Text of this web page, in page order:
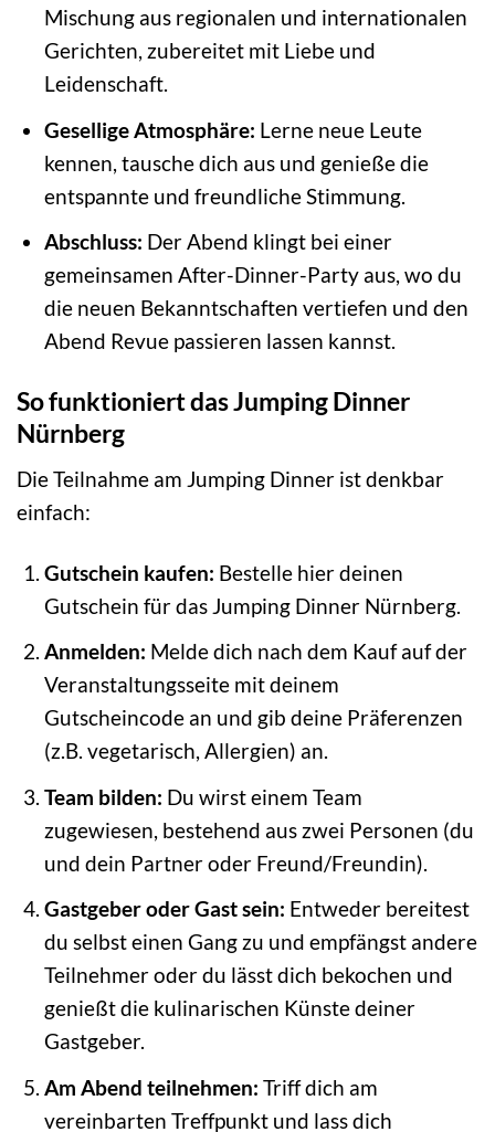
Mischung aus regionalen und internationalen
Gerichten, zubereitet mit Liebe und
Leidenschaft.
Gesellige Atmosphäre: Lerne neue Leute
kennen, tausche dich aus und genieße die
entspannte und freundliche Stimmung.
Abschluss: Der Abend klingt bei einer
gemeinsamen After-Dinner-Party aus, wo du
die neuen Bekanntschaften vertiefen und den
Abend Revue passieren lassen kannst.
So funktioniert das Jumping Dinner
Nürnberg
Die Teilnahme am Jumping Dinner ist denkbar
einfach:
Gutschein kaufen: Bestelle hier deinen
Gutschein für das Jumping Dinner Nürnberg.
Anmelden: Melde dich nach dem Kauf auf der
Veranstaltungsseite mit deinem
Gutscheincode an und gib deine Präferenzen
(z.B. vegetarisch, Allergien) an.
Team bilden: Du wirst einem Team
zugewiesen, bestehend aus zwei Personen (du
und dein Partner oder Freund/Freundin).
Gastgeber oder Gast sein: Entweder bereitest
du selbst einen Gang zu und empfängst andere
Teilnehmer oder du lässt dich bekochen und
genießt die kulinarischen Künste deiner
Gastgeber.
Am Abend teilnehmen: Triff dich am
vereinbarten Treffpunkt und lass dich